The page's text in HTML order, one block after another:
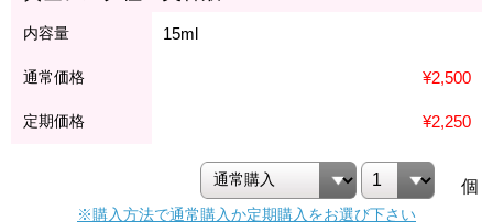
内容量 15ml
通常価格 ¥2,500
定期価格 ¥2,250
個
※購入方法で通常購入か定期購入をお選び下さい